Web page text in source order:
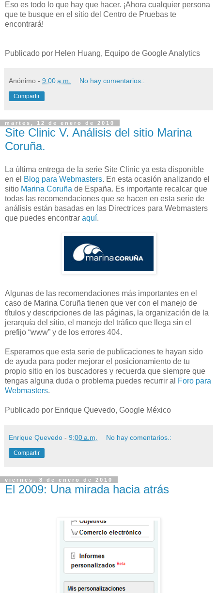
Eso es todo lo que hay que hacer. ¡Ahora cualquier persona
que te busque en el sitio del Centro de Pruebas te
encontrará!
Publicado por Helen Huang, Equipo de Google Analytics
Anónimo - 9:00 a.m. No hay comentarios.:
Compartir
martes, 12 de enero de 2010
Site Clinic V. Análisis del sitio Marina
Coruña.
La última entrega de la serie Site Clinic ya esta disponible
en el Blog para Webmasters. En esta ocasión analizando el
sitio Marina Coruña de España. Es importante recalcar que
todas las recomendaciones que se hacen en esta serie de
análisis están basadas en las Directrices para Webmasters
que puedes encontrar aquí.
Algunas de las recomendaciones más importantes en el
caso de Marina Coruña tienen que ver con el manejo de
títulos y descripciones de las páginas, la organización de la
jerarquía del sitio, el manejo del tráfico que llega sin el
prefijo “www” y de los errores 404.
Esperamos que esta serie de publicaciones te hayan sido
de ayuda para poder mejorar el posicionamiento de tu
propio sitio en los buscadores y recuerda que siempre que
tengas alguna duda o problema puedes recurrir al
Foro para
Webmasters.
Publicado por Enrique Quevedo, Google México
Enrique Quevedo - 9:00 a.m. No hay comentarios.:
Compartir
viernes, 8 de enero de 2010
El 2009: Una mirada hacia atrás